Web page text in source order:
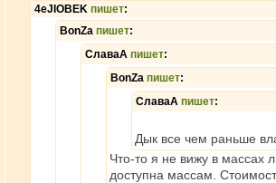
4eJIOBEK пишет:
BonZa пишет:
СлаваА пишет:
BonZa пишет:
СлаваА пишет:
Дык все чем раньше
Что-то я не вижу в массах
доступна массам.